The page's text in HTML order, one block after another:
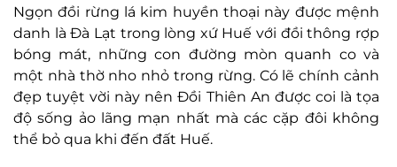
Ngọn đồi rừng lá kim huyền thoại này được mệnh
danh là Đà Lạt trong lòng xứ Huế với đồi thông rợp
bóng mát, những con đường mòn quanh co và
một nhà thờ nho nhỏ trong rừng. Có lẽ chính cảnh
đẹp tuyệt vời này nên Đồi Thiên An được coi là tọa
độ sống ảolãng mạn nhất mà các cặp đôi không
thể bỏ qua khi đến đất Huế.